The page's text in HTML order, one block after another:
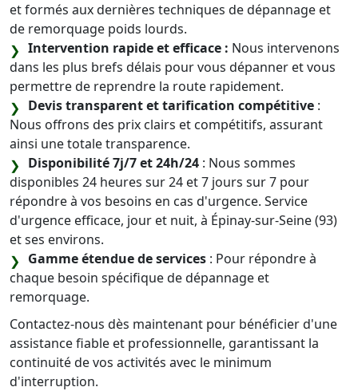
et formés aux dernières techniques de dépannage et
de remorquage poids lourds.
Intervention rapide et efficace : Nous intervenons
dans les plus brefs délais pour vous dépanner et vous
permettre de reprendre la route rapidement.
Devis transparent et tarification compétitive :
Nous offrons des prix clairs et compétitifs, assurant
ainsi une totale transparence.
Disponibilité 7j/7 et 24h/24 : Nous sommes
disponibles 24 heures sur 24 et 7 jours sur 7 pour
répondre à vos besoins en cas d'urgence. Service
d'urgence efficace, jour et nuit, à Épinay-sur-Seine (93)
et ses environs.
Gamme étendue de services : Pour répondre à
chaque besoin spécifique de dépannage et
remorquage.
Contactez-nous dès maintenant pour bénéficier d'une
assistance fiable et professionnelle, garantissant la
continuité de vos activités avec le minimum
d'interruption.